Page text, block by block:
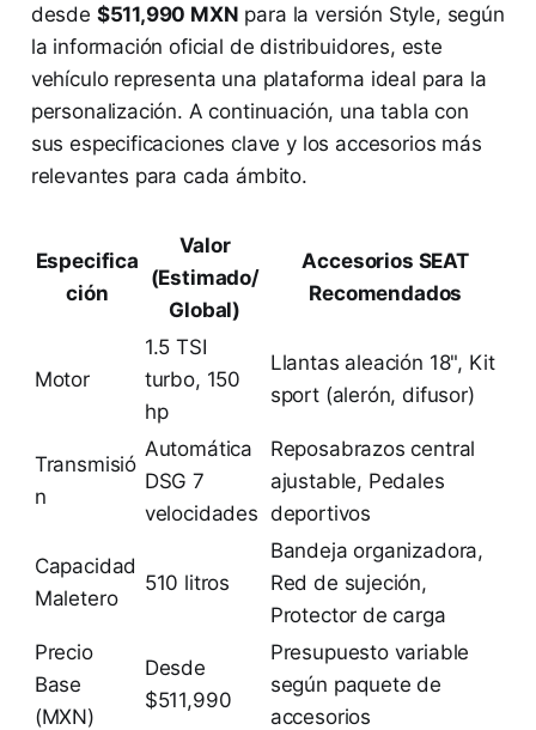
desde $511,990 MXN para la versión Style, según
la información oficial de distribuidores, este
vehículo representa una plataforma ideal para la
personalización. A continuación, una tabla con
sus especificaciones clave y los accesorios más
relevantes para cada ámbito.
Especifica
ción
Valor
(Estimado/
Global)
Accesorios SEAT
Recomendados
Motor
1.5 TSI
turbo, 150
hp
Llantas aleación 18", Kit
sport (alerón, difusor)
Transmisió
n
Automática
DSG 7
velocidades
Reposabrazos central
ajustable, Pedales
deportivos
Capacidad
Maletero
510 litros
Bandeja organizadora,
Red de sujeción,
Protector de carga
Precio
Base
(MXN)
Desde
$511,990
Presupuesto variable
según paquete de
accesorios